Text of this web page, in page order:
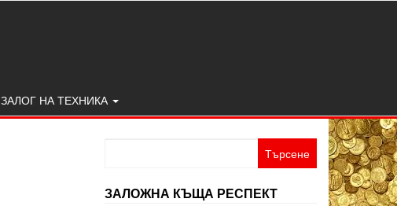
ЗАЛОГ НА ТЕХНИКА
ЗАЛОЖНА КЪЩА РЕСПЕКТ